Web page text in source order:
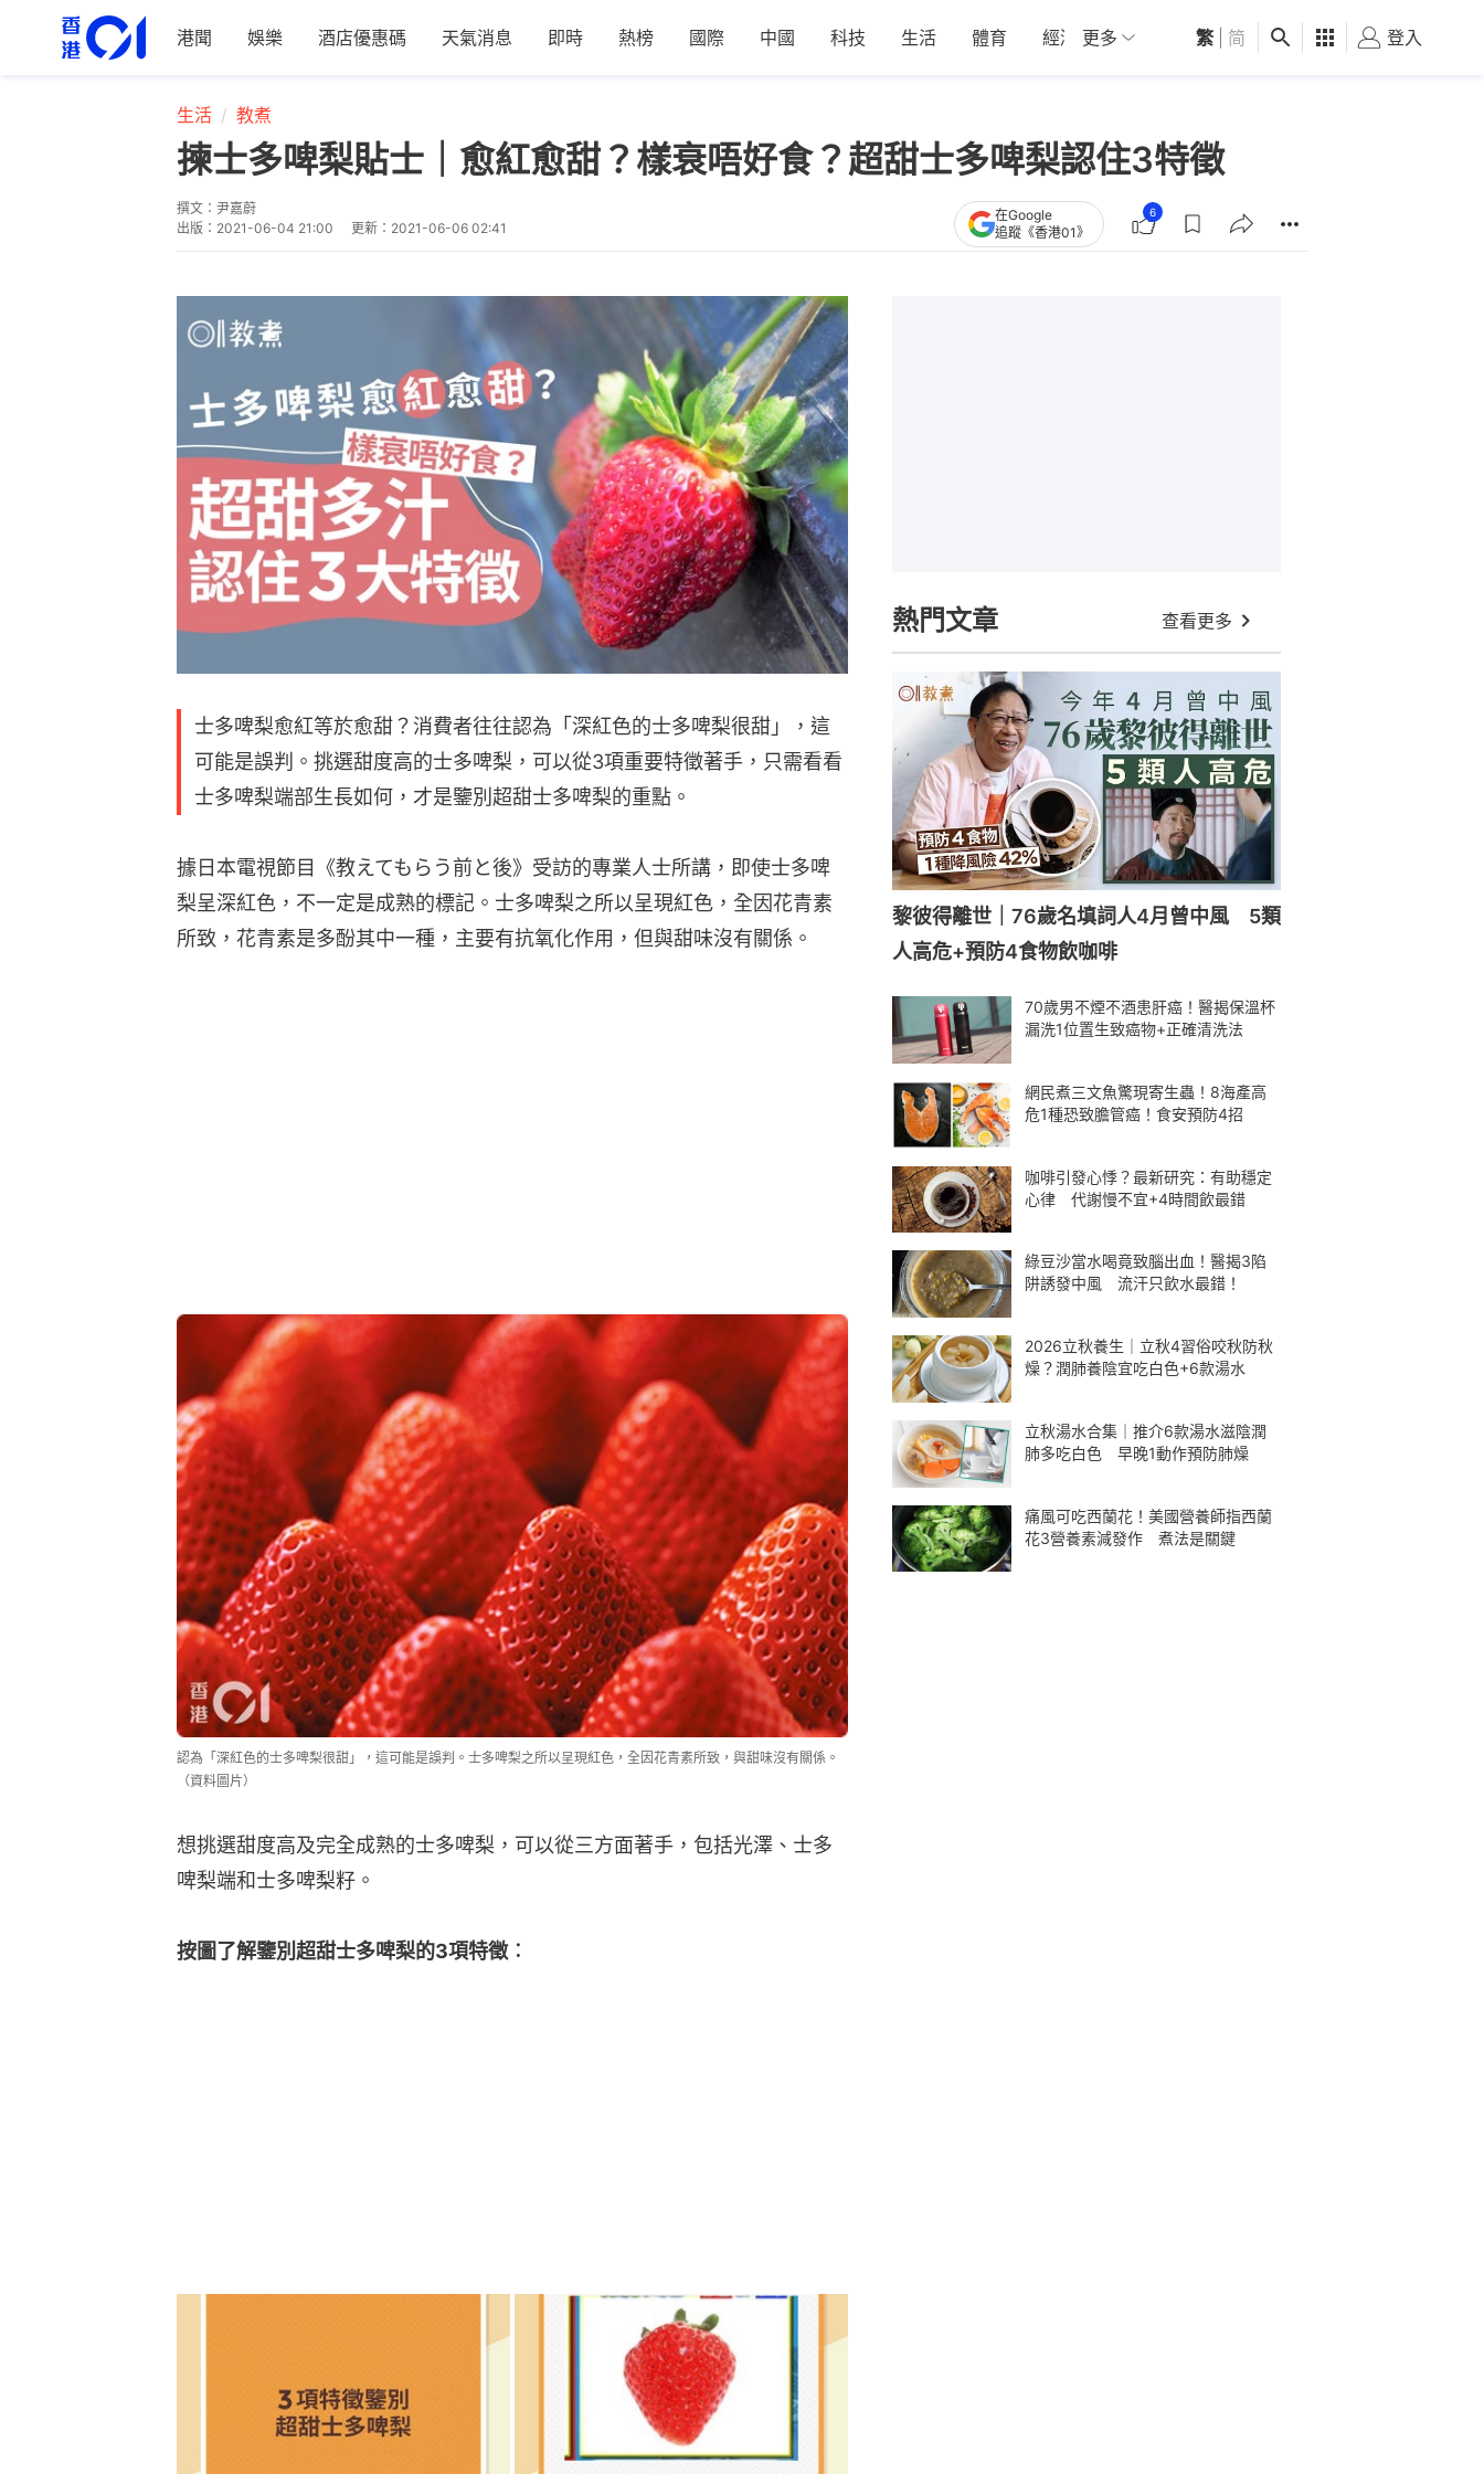
港聞 娛樂 酒店優惠碼 天氣消息 即時 熱榜 國際 中國 科技 生活 體育 經濟 01深圳 觀點 健康 好食玩飛
更多 繁 简 登入
生活 教煮
揀士多啤梨貼士｜愈紅愈甜？樣衰唔好食？超甜士多啤梨認住3特徵
撰文： 尹嘉蔚
出版： 2021-06-04 21:00 更新： 2021-06-06 02:41
在Google
追蹤《香港01》
6
士多啤梨愈紅等於愈甜？消費者往往認為「深紅色的士多啤梨很甜」，這
可能是誤判。挑選甜度高的士多啤梨，可以從3項重要特徵著手，只需看看
士多啤梨端部生長如何，才是鑒別超甜士多啤梨的重點。
據日本電視節目《教えてもらう前と後》受訪的專業人士所講，即使士多啤
梨呈深紅色，不一定是成熟的標記。士多啤梨之所以呈現紅色，全因花青素
所致，花青素是多酚其中一種，主要有抗氧化作用，但與甜味沒有關係。
認為「深紅色的士多啤梨很甜」，這可能是誤判。士多啤梨之所以呈現紅色，全因花青素所致，與甜味沒有關係。
（資料圖片）
想挑選甜度高及完全成熟的士多啤梨，可以從三方面著手，包括光澤、士多
啤梨端和士多啤梨籽。
按圖了解鑒別超甜士多啤梨的3項特徵︰
熱門文章 查看更多
黎彼得離世｜76歲名填詞人4月曾中風 5類
人高危+預防4食物飲咖啡
70歲男不煙不酒患肝癌！醫揭保溫杯
漏洗1位置生致癌物+正確清洗法
網民煮三文魚驚現寄生蟲！8海產高
危1種恐致膽管癌！食安預防4招
咖啡引發心悸？最新研究：有助穩定
心律 代謝慢不宜+4時間飲最錯
綠豆沙當水喝竟致腦出血！醫揭3陷
阱誘發中風 流汗只飲水最錯！
2026立秋養生｜立秋4習俗咬秋防秋
燥？潤肺養陰宜吃白色+6款湯水
立秋湯水合集｜推介6款湯水滋陰潤
肺多吃白色 早晚1動作預防肺燥
痛風可吃西蘭花！美國營養師指西蘭
花3營養素減發作 煮法是關鍵